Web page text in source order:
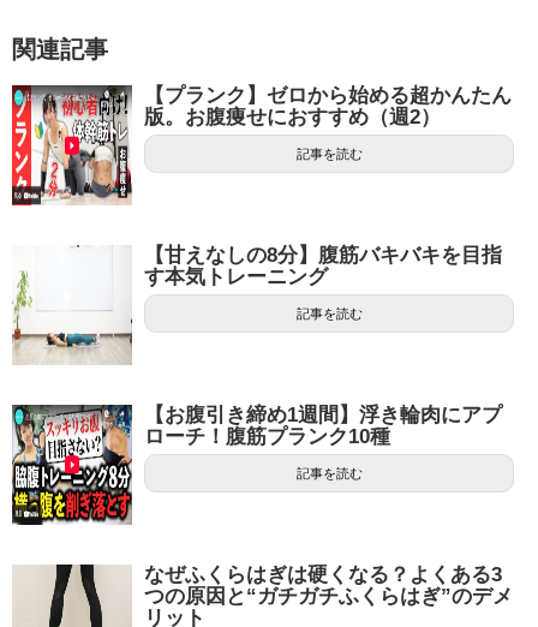
関連記事
【プランク】ゼロから始める超かんたん
版。お腹痩せにおすすめ（週2）
記事を読む
【甘えなしの8分】腹筋バキバキを目指
す本気トレーニング
記事を読む
【お腹引き締め1週間】浮き輪肉にアプ
ローチ！腹筋プランク10種
記事を読む
なぜふくらはぎは硬くなる？よくある3
つの原因と“ガチガチふくらはぎ”のデメ
リット